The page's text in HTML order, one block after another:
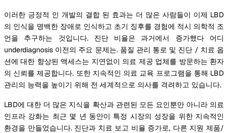
이러한 긍정적 인 개발의 결합 된 효과는 더 많은 사람들이 이제 LBD
의 인식을 명백한 장애로 인식하고 초기 징후를 경험에 적시 의학적 조
언을 추구하는 것입니다. 진단 비율은 과거에서 증가했다 어디
underdiagnosis 이전의 주요 문제는. 품질 관리 통로 및 진단 / 치료 옵
션에 대한 향상된 액세스는 지연없이 의료 제공 업체를 방문하는 환자
의 신뢰를 제공합니다. 또한 지속적인 의료 교육 프로그램을 통해 LBD
관리의 능력을 높이기 위해 전 세계적으로 의사를 격려하고 있습니다.
LBD에 대한 더 많은 지식을 확산과 관련된 모든 요인뿐만 아니라 의료
인프라 강화는 최근 몇 년 동안이 특정 시장의 성장을 위한 지속적인
환경을 만들었습니다. 진단과 치료 보고 비율 증가로, 다른 지원 제품/